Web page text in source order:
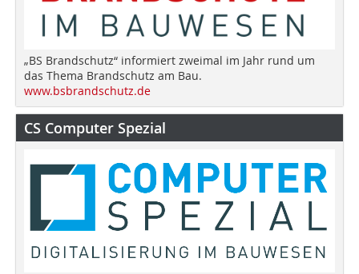
„BS Brandschutz“ informiert zweimal im Jahr rund um
das Thema Brandschutz am Bau.
www.bsbrandschutz.de
CS Computer Spezial